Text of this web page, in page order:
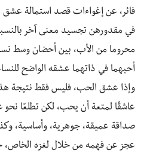
فائر، عن إغواءات قصد استمالة عشق
في مقدورهن تجسيد معنى آخر
محروما من الأب، بين أحضان وسط
أحبهما في ذاتهما عشقه الواضح
وإذا عشق الحب، فليس فقط نتيجة
عاشقًا لمتعة أن يحب، لكن تطلعًا نحو
صداقة عميقة، جوهرية، وأساسية،
عجز عن فهمه من خلال لغزه